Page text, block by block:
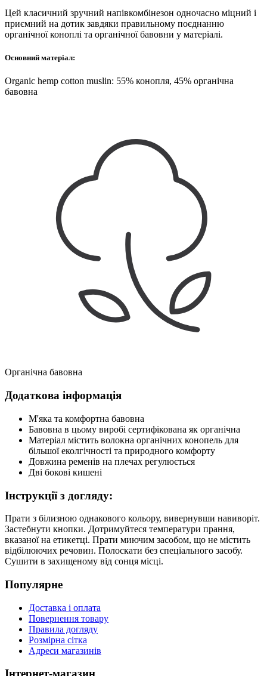
Цей класичний зручний напівкомбінезон одночасно міцний і
приємний на дотик завдяки правильному поєднанню
органічної коноплі та органічної бавовни у матеріалі.
Основний матеріал:
Organic hemp cotton muslin: 55% конопля, 45% органічна
бавовна
Органічна бавовна
Додаткова інформація
М'яка та комфортна бавовна
Бавовна в цьому виробі сертифікована як органічна
Матеріал містить волокна органічних конопель для
більшої еколгічності та природного комфорту
Довжина ременів на плечах регулюється
Дві бокові кишені
Інструкції з догляду:
Прати з білизною однакового кольору, вивернувши навиворіт.
Застебнути кнопки. Дотримуйтеся температури прання,
вказаної на етикетці. Прати миючим засобом, що не містить
відбілюючих речовин. Полоскати без спеціального засобу.
Сушити в захищеному від сонця місці.
Популярне
Доставка і оплата
Повернення товару
Правила догляду
Розмірна сітка
Адреси магазинів